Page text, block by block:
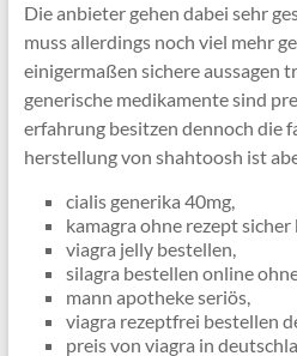
Die anbieter gehen dabei sehr
muss allerdings noch viel mehr
einigermaßen sichere aussagen
generische medikamente sind
erfahrung besitzen dennoch die
herstellung von shahtoosh ist
cialis generika 40mg,
kamagra ohne rezept sicher
viagra jelly bestellen,
silagra bestellen online
mann apotheke seriös,
viagra rezeptfrei bestellen
preis von viagra in